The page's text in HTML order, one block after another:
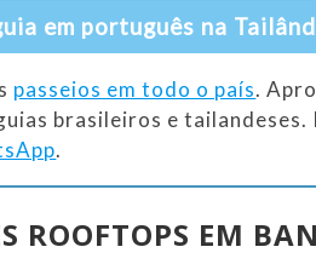
em português na
passeios em todo o país.
brasileiros e
.
ROOFTOPS EM